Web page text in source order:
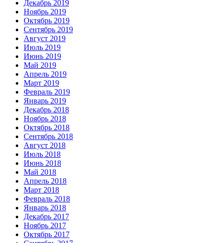
Декабрь 2019
Ноябрь 2019
Октябрь 2019
Сентябрь 2019
Август 2019
Июль 2019
Июнь 2019
Май 2019
Апрель 2019
Март 2019
Февраль 2019
Январь 2019
Декабрь 2018
Ноябрь 2018
Октябрь 2018
Сентябрь 2018
Август 2018
Июль 2018
Июнь 2018
Май 2018
Апрель 2018
Март 2018
Февраль 2018
Январь 2018
Декабрь 2017
Ноябрь 2017
Октябрь 2017